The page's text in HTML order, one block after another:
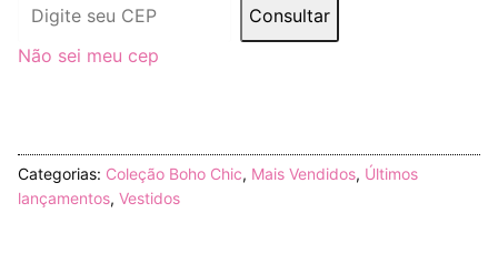
Consultar
Não sei meu cep
Categorias: Coleção Boho Chic, Mais Vendidos, Últimos
lançamentos, Vestidos